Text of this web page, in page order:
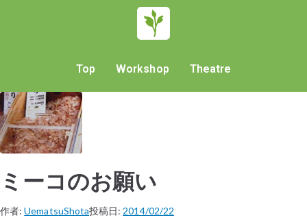
Top Workshop Theatre
ミーコのお願い
作者:UematsuShota投稿日: 2014/02/22